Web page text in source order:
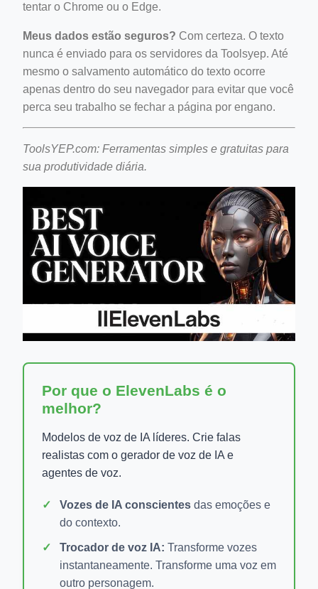
tentar o Chrome ou o Edge.
Meus dados estão seguros? Com certeza. O texto
nunca é enviado para os servidores da Toolsyep. Até
mesmo o salvamento automático do texto ocorre
apenas dentro do seu navegador para evitar que você
perca seu trabalho se fechar a página por engano.
ToolsYEP.com: Ferramentas simples e gratuitas para
sua produtividade diária.
Por que o ElevenLabs é o
melhor?
Modelos de voz de IA líderes. Crie falas
realistas com o gerador de voz de IA e
agentes de voz.
Vozes de IA conscientes das emoções e
do contexto.
Trocador de voz IA: Transforme vozes
instantaneamente. Transforme uma voz em
outro personagem.